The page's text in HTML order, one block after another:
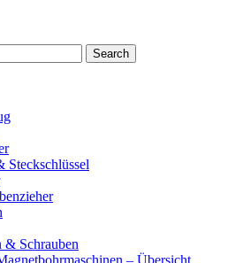
Search
Steckschlüssel
& Schrauben
– Übersicht